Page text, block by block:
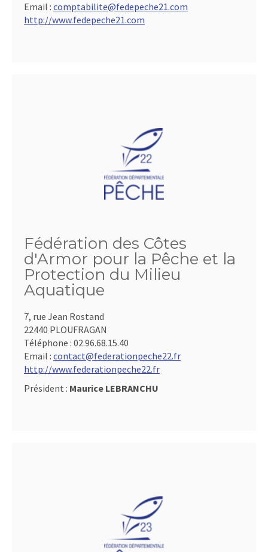
Email : comptabilite@fedepeche21.com
http://www.fedepeche21.com
Fédération des Côtes
d'Armor pour la Pêche et la
Protection du Milieu
Aquatique
7, rue Jean Rostand
22440 PLOUFRAGAN
Téléphone : 02.96.68.15.40
Email : contact@federationpeche22.fr
http://www.federationpeche22.fr
Président : Maurice LEBRANCHU